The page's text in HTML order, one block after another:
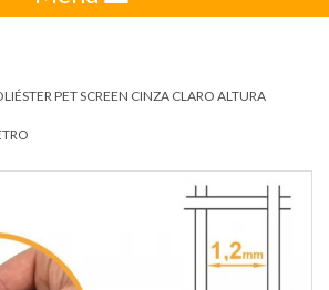
PET SCREEN CINZA CLARO ALTURA